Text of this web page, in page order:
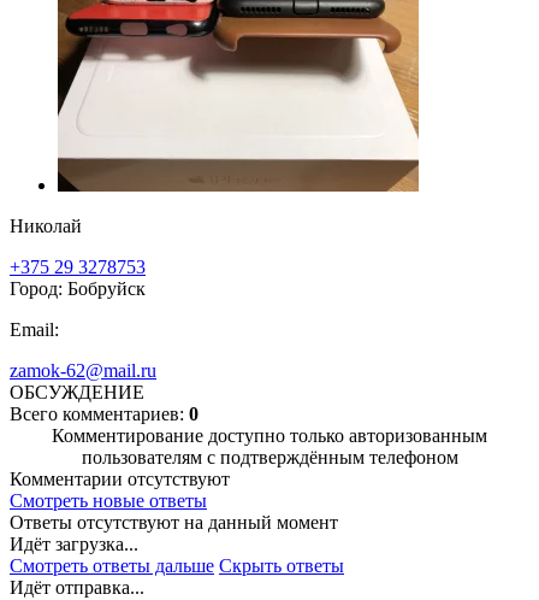
Николай
+375 29 3278753
Город: Бобруйск
Email:
zamok-62@mail.ru
ОБСУЖДЕНИЕ
Всего комментариев: 0
Комментирование доступно только авторизованным
пользователям с подтверждённым телефоном
Комментарии отсутствуют
Смотреть новые ответы
Ответы отсутствуют на данный момент
Идёт загрузка...
Смотреть ответы дальше Скрыть ответы
Идёт отправка...